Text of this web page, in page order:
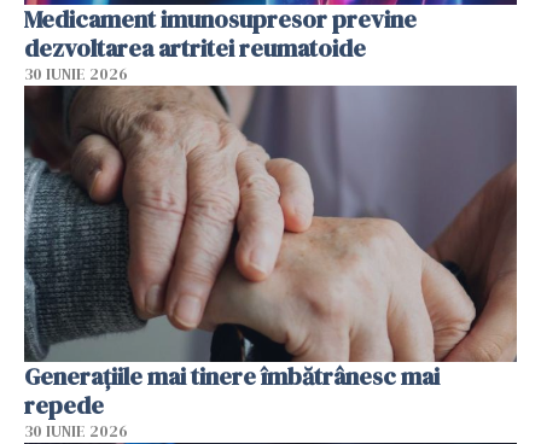
Medicament imunosupresor previne
dezvoltarea artritei reumatoide
30 IUNIE 2026
Generațiile mai tinere îmbătrânesc mai
repede
30 IUNIE 2026